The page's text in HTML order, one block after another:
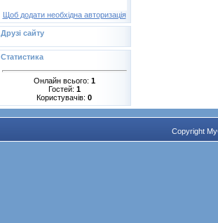
Щоб додати необхідна авторизація
Друзі сайту
Статистика
Онлайн всього: 1
Гостей: 1
Користувачів: 0
Copyright